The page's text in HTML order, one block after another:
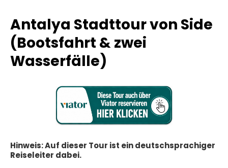
Antalya Stadttour von Side
(Bootsfahrt & zwei
Wasserfälle)
Hinweis: Auf dieser Tour ist ein deutschsprachiger
Reiseleiter dabei.